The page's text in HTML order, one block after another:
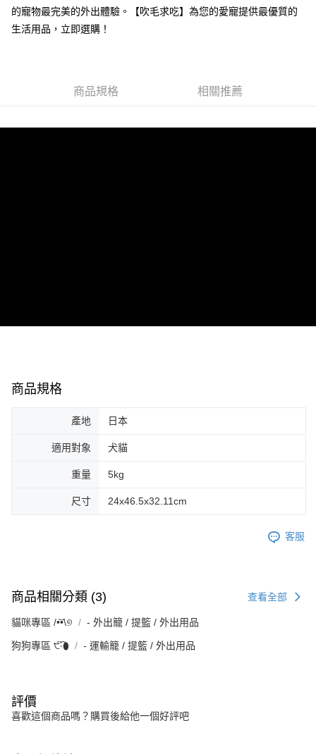
權轉讓予恩沛科技股份有限公司。
２．關於個人資料處理事宜，請瀏覽以下網址：
４．使用「AFTEE先享後付」時，將依據個別帳號之用戶狀況，依本公司即
５．嚴禁一人註冊多個帳號或使用他人資訊註冊。若發現惡意使用之情形，
的寵物最完美的外出體驗。【吹毛求吃】為您的愛寵提供最優質的
生活用品，立即選購！
商品規格 相關推薦
商品規格
產地 日本
適用對象 犬貓
重量 5kg
尺寸 24x46.5x32.11cm
客服
商品相關分類 (3) 查看全部
貓咪專區 /•᷅‎‎•᷄\୭ ‐ 外出籠 / 提籃 / 外出用品
狗狗專區 ੯‧̀͡⬮ ‐ 運輸籠 / 提籃 / 外出用品
評價
喜歡這個商品嗎？購買後給他一個好評吧